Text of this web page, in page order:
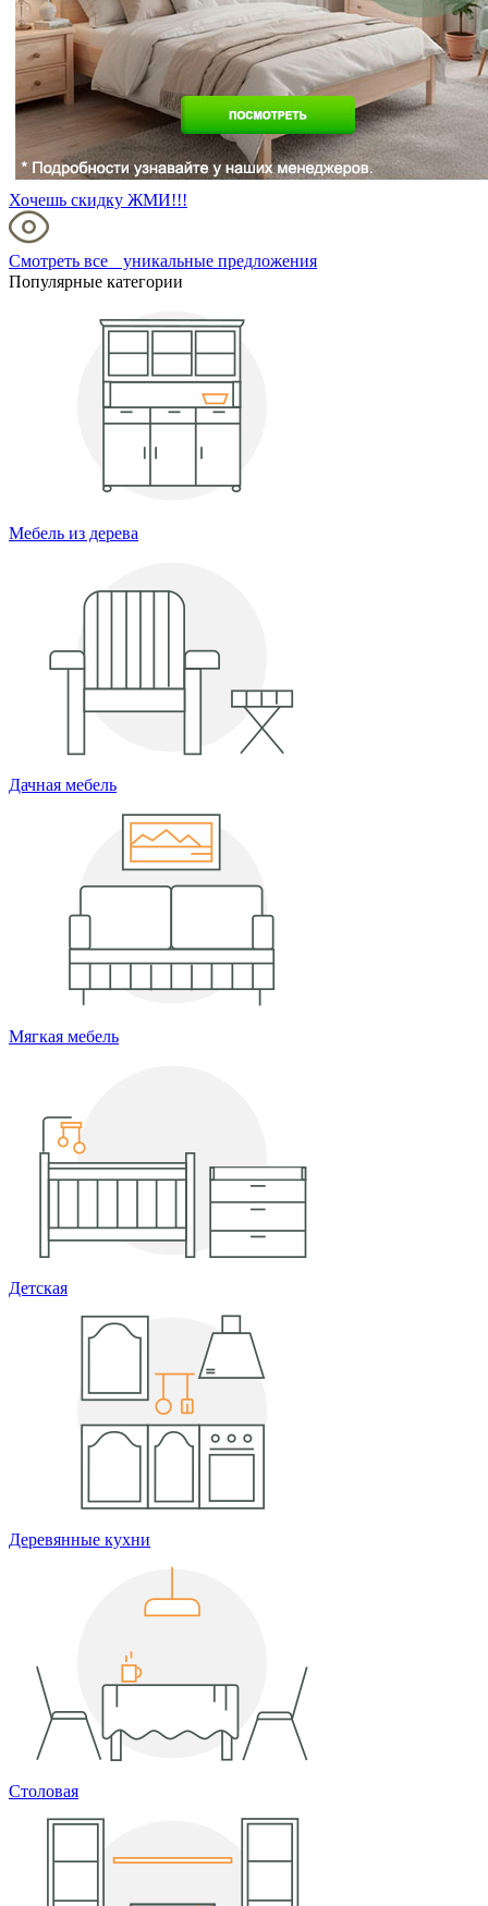
Хочешь скидку ЖМИ!!!
Смотреть все уникальные предложения
Популярные категории
Мебель из дерева
Дачная мебель
Мягкая мебель
Детская
Деревянные кухни
Столовая